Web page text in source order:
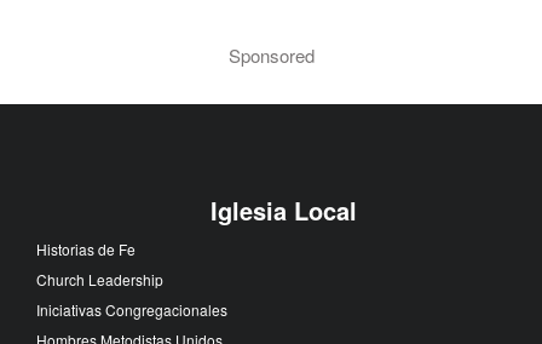
Sponsored
Iglesia Local
Historias de Fe
Church Leadership
Iniciativas Congregacionales
Hombres Metodistas Unidos